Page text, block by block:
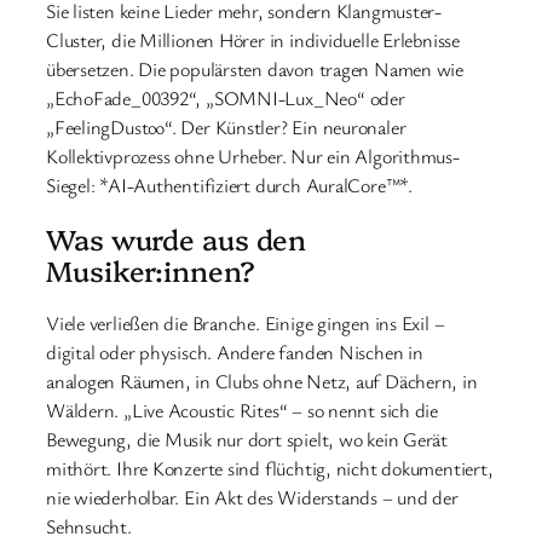
Sie listen keine Lieder mehr, sondern Klangmuster-
Cluster, die Millionen Hörer in individuelle Erlebnisse
übersetzen. Die populärsten davon tragen Namen wie
„EchoFade_00392“, „SOMNI-Lux_Neo“ oder
„FeelingDust∞“. Der Künstler? Ein neuronaler
Kollektivprozess ohne Urheber. Nur ein Algorithmus-
Siegel: *AI-Authentifiziert durch AuralCore™*.
Was wurde aus den
Musiker:innen?
Viele verließen die Branche. Einige gingen ins Exil –
digital oder physisch. Andere fanden Nischen in
analogen Räumen, in Clubs ohne Netz, auf Dächern, in
Wäldern. „Live Acoustic Rites“ – so nennt sich die
Bewegung, die Musik nur dort spielt, wo kein Gerät
mithört. Ihre Konzerte sind flüchtig, nicht dokumentiert,
nie wiederholbar. Ein Akt des Widerstands – und der
Sehnsucht.